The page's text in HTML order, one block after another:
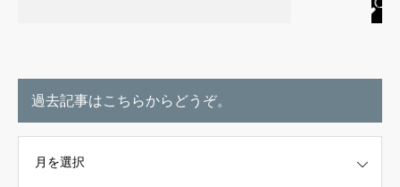
過去記事はこちらからどうぞ。